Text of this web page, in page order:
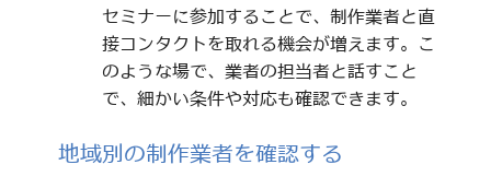
セミナーに参加することで、制作業者と直
接コンタクトを取れる機会が増えます。こ
のような場で、業者の担当者と話すこと
で、細かい条件や対応も確認できます。
地域別の制作業者を確認する